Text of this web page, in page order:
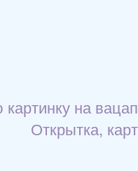
картинку на
Открытка,